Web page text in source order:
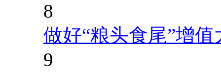
8
做好“粮头食尾”增值
9